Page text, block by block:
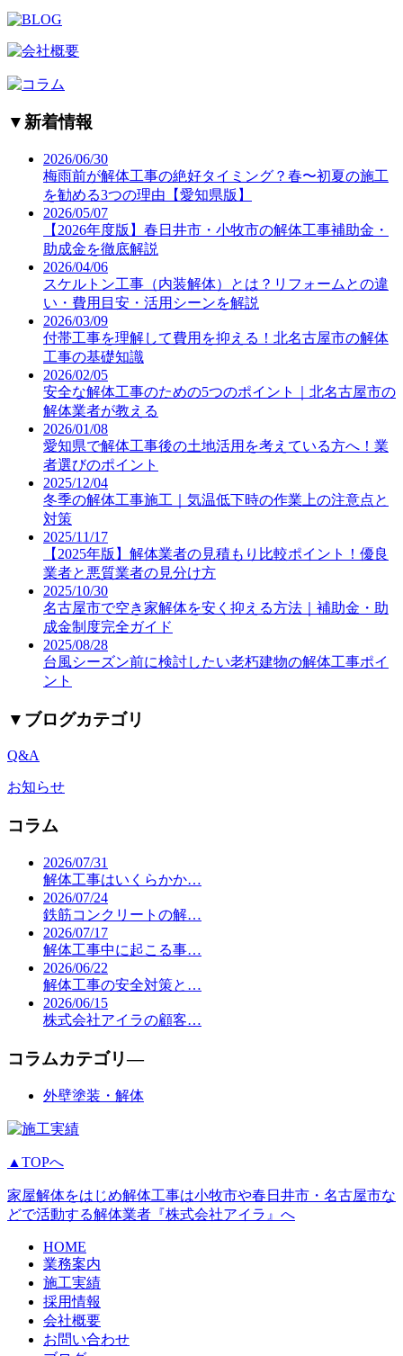
▼新着情報
2026/06/30
梅雨前が解体工事の絶好タイミング？春〜初夏の施工
を勧める3つの理由【愛知県版】
2026/05/07
【2026年度版】春日井市・小牧市の解体工事補助金・
助成金を徹底解説
2026/04/06
スケルトン工事（内装解体）とは？リフォームとの違
い・費用目安・活用シーンを解説
2026/03/09
付帯工事を理解して費用を抑える！北名古屋市の解体
工事の基礎知識
2026/02/05
安全な解体工事のための5つのポイント｜北名古屋市の
解体業者が教える
2026/01/08
愛知県で解体工事後の土地活用を考えている方へ！業
者選びのポイント
2025/12/04
冬季の解体工事施工｜気温低下時の作業上の注意点と
対策
2025/11/17
【2025年版】解体業者の見積もり比較ポイント！優良
業者と悪質業者の見分け方
2025/10/30
名古屋市で空き家解体を安く抑える方法｜補助金・助
成金制度完全ガイド
2025/08/28
台風シーズン前に検討したい老朽建物の解体工事ポイ
ント
▼ ブログカテゴリ
Q&A
お知らせ
コラム
2026/07/31
解体工事はいくらかか…
2026/07/24
鉄筋コンクリートの解…
2026/07/17
解体工事中に起こる事…
2026/06/22
解体工事の安全対策と…
2026/06/15
株式会社アイラの顧客…
コラムカテゴリ―
外壁塗装・解体
▲TOPへ
家屋解体をはじめ解体工事は小牧市や春日井市・名古屋市な
どで活動する解体業者『株式会社アイラ』へ
HOME
業務案内
施工実績
採用情報
会社概要
お問い合わせ